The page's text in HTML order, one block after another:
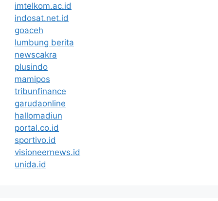
imtelkom.ac.id
indosat.net.id
goaceh
lumbung berita
newscakra
plusindo
mamipos
tribunfinance
garudaonline
hallomadiun
portal.co.id
sportivo.id
visioneernews.id
unida.id